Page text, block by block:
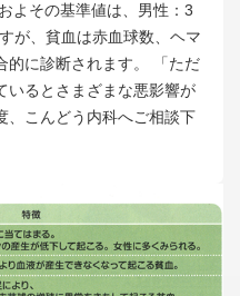
よその基準値は、男性：3
が、貧血は赤血球数、ヘマ
的に診断されます。 「ただ
いるとさまざまな悪影響が
、こんどう内科へご相談下